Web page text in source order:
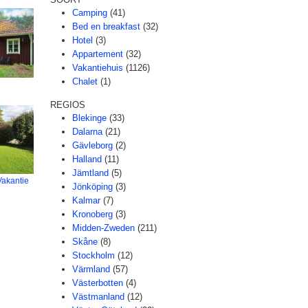
Camping (41)
Bed en breakfast (32)
Hotel (3)
Appartement (32)
Vakantiehuis (1126)
Chalet (1)
REGIOS
Blekinge (33)
Dalarna (21)
Gävleborg (2)
Halland (11)
Jämtland (5)
Jönköping (3)
Kalmar (7)
Kronoberg (3)
Midden-Zweden (211)
Skåne (8)
Stockholm (12)
Värmland (57)
Västerbotten (4)
Västmanland (12)